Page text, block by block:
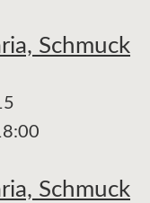
Schmuck
Schmuck